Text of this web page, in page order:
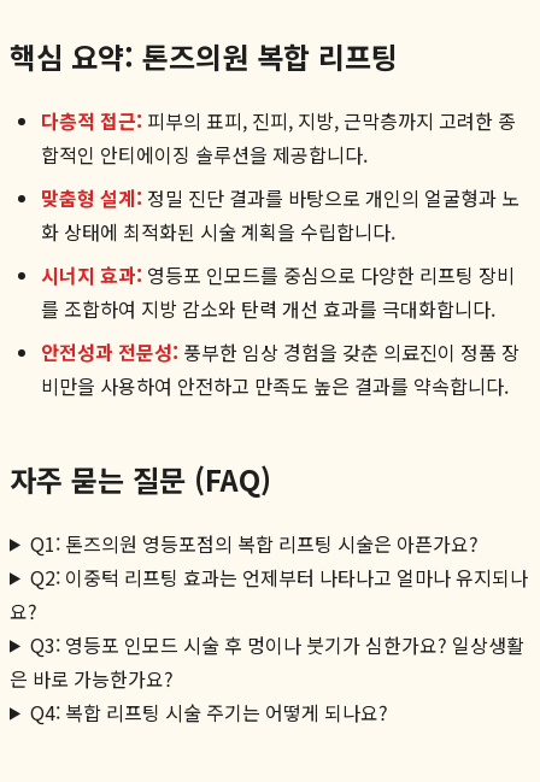
핵심 요약: 톤즈의원 복합 리프팅
다층적 접근: 피부의 표피, 진피, 지방, 근막층까지 고려한 종
합적인 안티에이징 솔루션을 제공합니다.
맞춤형 설계: 정밀 진단 결과를 바탕으로 개인의 얼굴형과 노
화 상태에 최적화된 시술 계획을 수립합니다.
시너지 효과: 영등포 인모드를 중심으로 다양한 리프팅 장비
를 조합하여 지방 감소와 탄력 개선 효과를 극대화합니다.
안전성과 전문성: 풍부한 임상 경험을 갖춘 의료진이 정품 장
비만을 사용하여 안전하고 만족도 높은 결과를 약속합니다.
자주 묻는 질문 (FAQ)
Q1: 톤즈의원 영등포점의 복합 리프팅 시술은 아픈가요?
Q2: 이중턱 리프팅 효과는 언제부터 나타나고 얼마나 유지되나
요?
Q3: 영등포 인모드 시술 후 멍이나 붓기가 심한가요? 일상생활
은 바로 가능한가요?
Q4: 복합 리프팅 시술 주기는 어떻게 되나요?